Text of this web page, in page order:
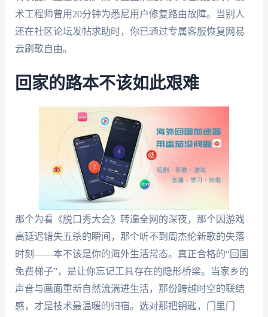
术工程师曾用20分钟为悉尼用户修复路由故障。当别人
还在社区论坛发帖求助时，你已通过专属客服恢复网易
云刷歌自由。
回家的路本不该如此艰难
那个为看《脱口秀大会》转遍全网的深夜，那个因游戏
高延迟错失五杀的瞬间，那个听不到周杰伦新歌的失落
时刻——本不该是你的海外生活常态。真正合格的“回国
免费梯子”，是让你忘记工具存在的隐形桥梁。当家乡的
声音与画面重新自然流淌进生活，那份跨越时空的联结
感，才是技术最温暖的归宿。选对那把钥匙，门里门